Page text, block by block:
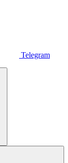
Telegram